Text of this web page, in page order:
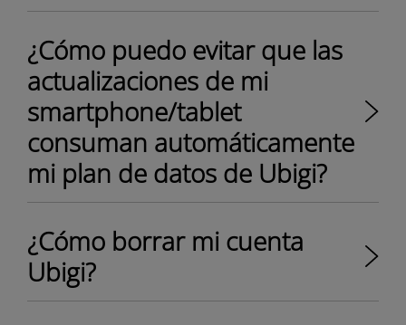
¿Cómo puedo evitar que las
actualizaciones de mi
smartphone/tablet
consuman automáticamente
mi plan de datos de Ubigi?
¿Cómo borrar mi cuenta
Ubigi?